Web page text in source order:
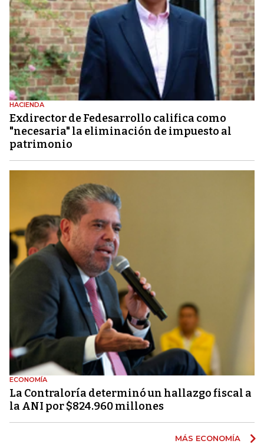
HACIENDA
Exdirector de Fedesarrollo califica como
"necesaria" la eliminación de impuesto al
patrimonio
ECONOMÍA
La Contraloría determinó un hallazgo fiscal a
la ANI por $824.960 millones
MÁS ECONOMÍA